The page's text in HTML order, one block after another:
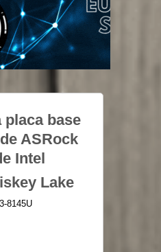
placa base
ASRock
Intel
Lake
8145U